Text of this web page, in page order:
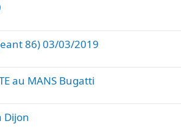
86) 03/03/2019
au MANS Bugatti
Dijon